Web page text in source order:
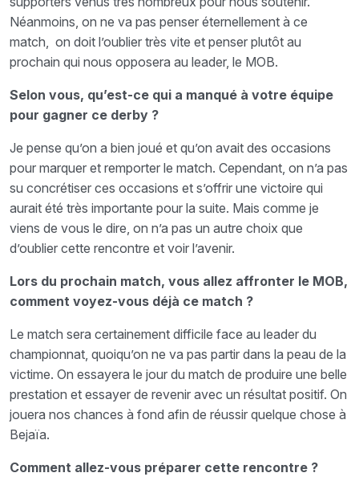
Néanmoins, on ne va pas penser éternellement à ce
match, on doit l’oublier très vite et penser plutôt au
prochain qui nous opposera au leader, le MOB.
Selon vous, qu’est-ce qui a manqué à votre équipe
pour gagner ce derby ?
Je pense qu’on a bien joué et qu’on avait des occasions
pour marquer et remporter le match. Cependant, on n’a pas
su concrétiser ces occasions et s’offrir une victoire qui
aurait été très importante pour la suite. Mais comme je
viens de vous le dire, on n’a pas un autre choix que
d’oublier cette rencontre et voir l’avenir.
Lors du prochain match, vous allez affronter le MOB,
comment voyez-vous déjà ce match ?
Le match sera certainement difficile face au leader du
championnat, quoiqu’on ne va pas partir dans la peau de la
victime. On essayera le jour du match de produire une belle
prestation et essayer de revenir avec un résultat positif. On
jouera nos chances à fond afin de réussir quelque chose à
Bejaïa.
Comment allez-vous préparer cette rencontre ?